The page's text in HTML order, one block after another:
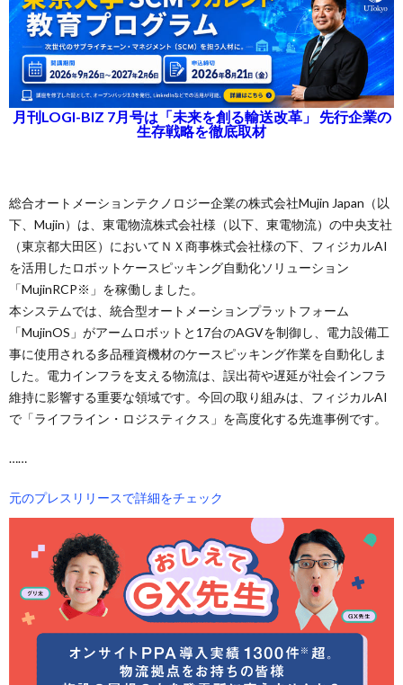
月刊LOGI-BIZ 7月号は「未来を創る輸送改革」 先行企業の
生存戦略を徹底取材
総合オートメーションテクノロジー企業の株式会社Mujin Japan（以
下、Mujin）は、東電物流株式会社様（以下、東電物流）の中央支社
（東京都大田区）においてＮＸ商事株式会社様の下、フィジカルAI
を活用したロボットケースピッキング自動化ソリューション
「MujinRCP※」を稼働しました。
本システムでは、統合型オートメーションプラットフォーム
「MujinOS」がアームロボットと17台のAGVを制御し、電力設備工
事に使用される多品種資機材のケースピッキング作業を自動化しま
した。電力インフラを支える物流は、誤出荷や遅延が社会インフラ
維持に影響する重要な領域です。今回の取り組みは、フィジカルAI
で「ライフライン・ロジスティクス」を高度化する先進事例です。
……
元のプレスリリースで詳細をチェック